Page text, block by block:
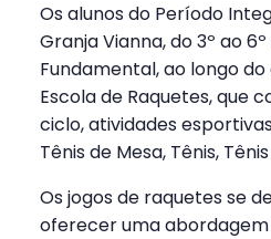
Os alunos do Período
Granja Vianna, do 3º ao
Fundamental, ao longo
Escola de Raquetes, que
ciclo, atividades
Tênis de Mesa, Tênis,
Os jogos de raquetes se
oferecer uma